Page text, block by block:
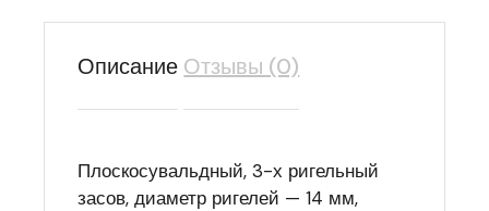
Описание Отзывы (0)
Плоскосувальдный, 3-х ригельный
засов, диаметр ригелей — 14 мм,